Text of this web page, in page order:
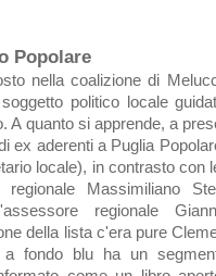
Popolare
nella coalizione di
politico locale
. A quanto si apprende, a
ex aderenti a Puglia
locale), in contrasto con
regionale Massimiliano
regionale
della lista c'era pure
a fondo blu ha un